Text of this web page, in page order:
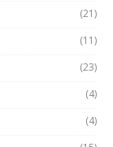
(21)
(11)
(23)
(4)
(4)